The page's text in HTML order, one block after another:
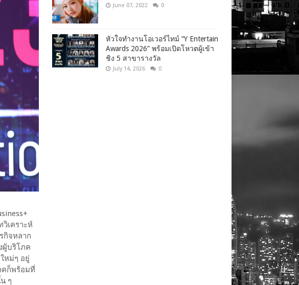
เคราะห์
กิจหลาก
ผู้บริโภค
หม่ๆ อยู่
คก็พร้อมที่
ๆ
June 07, 2022 0
หัวใจทำงานโอเวอร์ไทม์ “Y Entertain
Awards 2026” พร้อมเปิดโหวตผู้เข้า
ชิง 5 สาขารางวัล
July 14, 2026 0